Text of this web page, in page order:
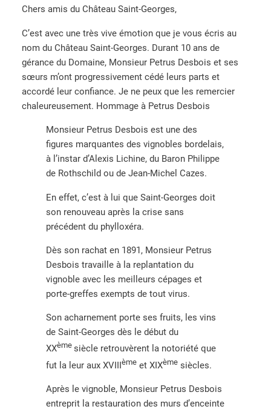
Chers amis du Château Saint-Georges,
C’est avec une très vive émotion que je vous écris au
nom du Château Saint-Georges. Durant 10 ans de
gérance du Domaine, Monsieur Petrus Desbois et ses
sœurs m’ont progressivement cédé leurs parts et
accordé leur confiance. Je ne peux que les remercier
chaleureusement. Hommage à Petrus Desbois
Monsieur Petrus Desbois est une des
figures marquantes des vignobles bordelais,
à l’instar d’Alexis Lichine, du Baron Philippe
de Rothschild ou de Jean-Michel Cazes.
En effet, c’est à lui que Saint-Georges doit
son renouveau après la crise sans
précédent du phylloxéra.
Dès son rachat en 1891, Monsieur Petrus
Desbois travaille à la replantation du
vignoble avec les meilleurs cépages et
porte-greffes exempts de tout virus.
Son acharnement porte ses fruits, les vins
de Saint-Georges dès le début du
XXème siècle retrouvèrent la notoriété que
fut la leur aux XVIIIème et XIXème siècles.
Après le vignoble, Monsieur Petrus Desbois
entreprit la restauration des murs d’enceinte